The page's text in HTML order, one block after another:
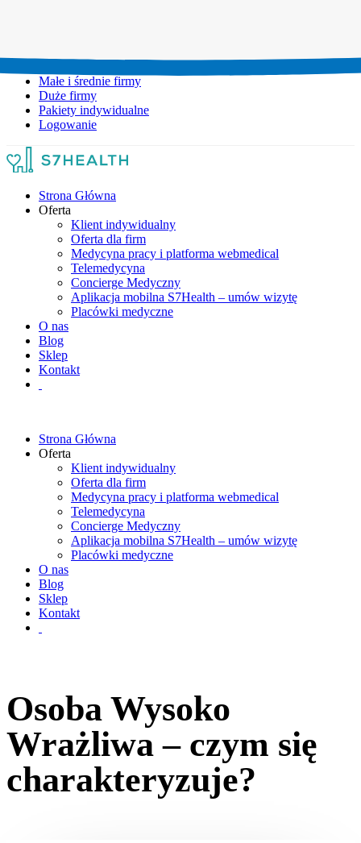
Małe i średnie firmy
Duże firmy
Pakiety indywidualne
Logowanie
Strona Główna
Oferta
Klient indywidualny
Oferta dla firm
Medycyna pracy i platforma webmedical
Telemedycyna
Concierge Medyczny
Aplikacja mobilna S7Health – umów wizytę
Placówki medyczne
O nas
Blog
Sklep
Kontakt
Strona Główna
Oferta
Klient indywidualny
Oferta dla firm
Medycyna pracy i platforma webmedical
Telemedycyna
Concierge Medyczny
Aplikacja mobilna S7Health – umów wizytę
Placówki medyczne
O nas
Blog
Sklep
Kontakt
Osoba Wysoko
Wrażliwa – czym się
charakteryzuje?